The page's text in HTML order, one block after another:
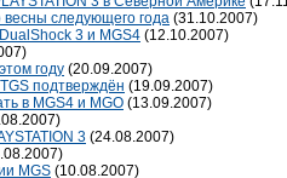
весны следующего года (31.10.2007)
3 и MGS4 (12.10.2007)
году (20.09.2007)
подтверждён (19.09.2007)
в MGS4 и MGO (13.09.2007)
3 (24.08.2007)
MGS (10.08.2007)